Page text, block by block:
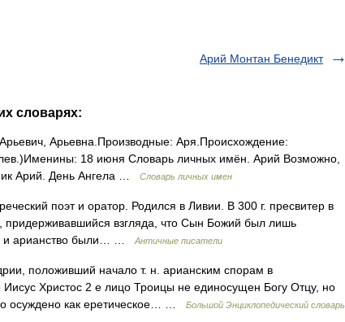
Арий Монтан Бенедикт
словарях:
Арьевна.Производные: Аря.Происхождение:
18 июня Словарь личных имён. Арий Возможно,
Арий. День Ангела …
Словарь личных имен
поэт и оратор. Родился в Ливии. В 300 г. пресвитер в
придерживавшийся взгляда, что Сын Божий был лишь
и арианство были… …
Античные писатели
положивший начало т. н. арианским спорам в
Иисус Христос 2 е лицо Троицы не единосущен Богу Отцу, но
осуждено как еретическое… …
Большой Энциклопедический словарь